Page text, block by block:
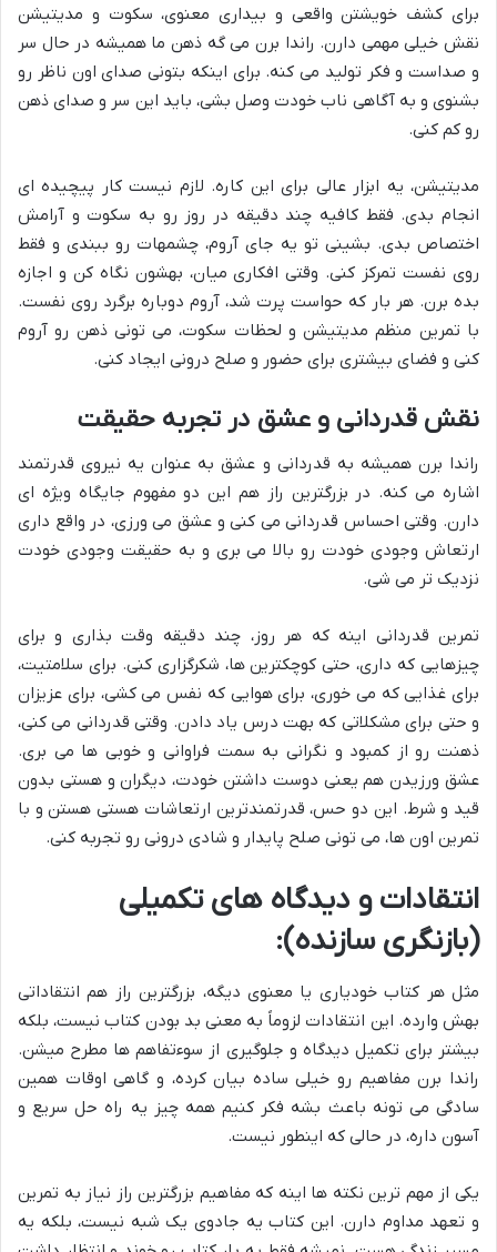
برای کشف خویشتن واقعی و بیداری معنوی، سکوت و مدیتیشن
نقش خیلی مهمی دارن. راندا برن می گه ذهن ما همیشه در حال سر
و صداست و فکر تولید می کنه. برای اینکه بتونی صدای اون ناظر رو
بشنوی و بهآگاهی نابخودت وصل بشی، باید این سر و صدای ذهن
رو کم کنی.
مدیتیشن، یه ابزار عالی برای این کاره. لازم نیست کار پیچیده ای
انجام بدی. فقط کافیه چند دقیقه در روز رو به سکوت و آرامش
اختصاص بدی. بشینی تو یه جای آروم، چشمهات رو ببندی و فقط
روی نفست تمرکز کنی. وقتی افکاری میان، بهشون نگاه کن و اجازه
بده برن. هر بار که حواست پرت شد، آروم دوباره برگرد روی نفست.
با تمرین منظم مدیتیشن و لحظات سکوت، می تونی ذهن رو آروم
کنی و فضای بیشتری برای حضور و صلح درونی ایجاد کنی.
نقش قدردانی و عشق در تجربه حقیقت
راندا برن همیشه به قدردانی و عشقبه عنوان یه نیروی قدرتمند
اشاره می کنه. در بزرگترین راز هم این دو مفهوم جایگاه ویژه ای
دارن. وقتی احساس قدردانی می کنی و عشق می ورزی، در واقع داری
ارتعاش وجودی خودت رو بالا می بری و به حقیقت وجودی خودت
نزدیک تر می شی.
تمرین قدردانی اینه که هر روز، چند دقیقه وقت بذاری و برای
چیزهایی که داری، حتی کوچکترین ها، شکرگزاری کنی. برای سلامتیت،
برای غذایی که می خوری، برای هوایی که نفس می کشی، برای عزیزان
و حتی برای مشکلاتی که بهت درس یاد دادن. وقتی قدردانی می کنی،
ذهنت رو از کمبود و نگرانی به سمت فراوانی و خوبی ها می بری.
عشق ورزیدن هم یعنی دوست داشتن خودت، دیگران و هستی بدون
قید و شرط. این دو حس، قدرتمندترین ارتعاشات هستی هستن و با
تمرین اون ها، می تونی صلح پایدار و شادی درونی رو تجربه کنی.
انتقادات و دیدگاه های تکمیلی
(بازنگری سازنده):
مثل هر کتاب خودیاری یا معنوی دیگه، بزرگترین راز هم انتقاداتی
بهش وارده. این انتقادات لزوماً به معنی بد بودن کتاب نیست، بلکه
بیشتر برای تکمیل دیدگاه و جلوگیری از سوءتفاهم ها مطرح میشن.
راندا برن مفاهیم رو خیلی ساده بیان کرده، و گاهی اوقات همین
سادگی می تونه باعث بشه فکر کنیم همه چیز یه راه حل سریع و
آسون داره، در حالی که اینطور نیست.
یکی از مهم ترین نکته ها اینه که مفاهیم بزرگترین راز نیاز به تمرین
و تعهد مداوم دارن. این کتاب یه جادوی یک شبه نیست، بلکه یه